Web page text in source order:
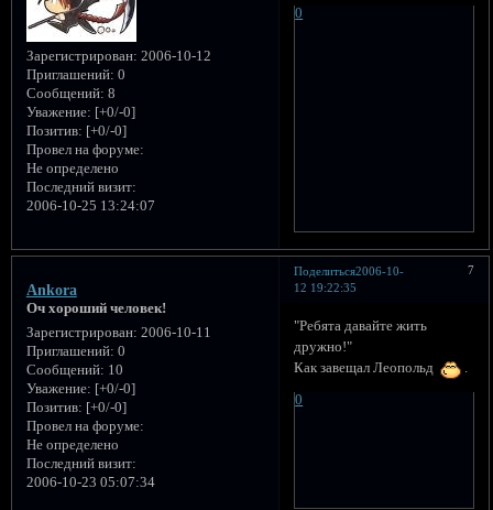
Зарегистрирован: 2006-10-12
Приглашений: 0
Сообщений: 8
Уважение: [+0/-0]
Позитив: [+0/-0]
Провел на форуме:
Не определено
Последний визит:
2006-10-25 13:24:07
0
Поделиться 7
2006-10-
12 19:22:35
Ankora
Оч хороший человек!
Зарегистрирован: 2006-10-11
Приглашений: 0
Сообщений: 10
Уважение: [+0/-0]
Позитив: [+0/-0]
Провел на форуме:
Не определено
Последний визит:
2006-10-23 05:07:34
"Ребята давайте жить
дружно!"
Как завещал Леопольд
.
0